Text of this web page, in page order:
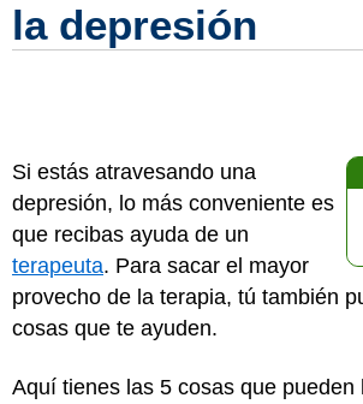
la depresión
Si estás atravesando una
depresión, lo más conveniente es
que recibas ayuda de un
terapeuta. Para sacar el mayor
provecho de la terapia, tú también
cosas que te ayuden.
Aquí tienes las 5 cosas que pueden